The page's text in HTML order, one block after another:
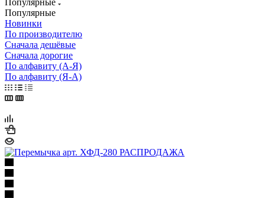
Популярные
Новинки
По производителю
Сначала дешёвые
Сначала дорогие
По алфавиту (А-Я)
По алфавиту (Я-А)